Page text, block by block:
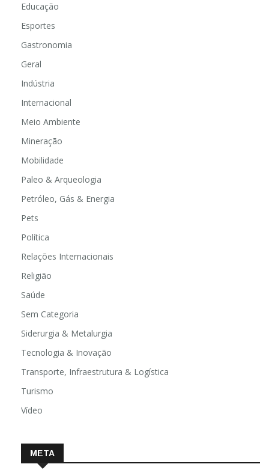
Educação
Esportes
Gastronomia
Geral
Indústria
Internacional
Meio Ambiente
Mineração
Mobilidade
Paleo & Arqueologia
Petróleo, Gás & Energia
Pets
Política
Relações Internacionais
Religião
Saúde
Sem Categoria
Siderurgia & Metalurgia
Tecnologia & Inovação
Transporte, Infraestrutura & Logística
Turismo
Vídeo
META